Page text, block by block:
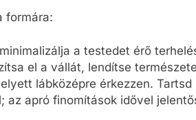
formára:
a testedet érő
el a vállát, lendítse
lábközépre érkezzen.
az apró finomítások idővel